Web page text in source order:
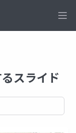
スライド